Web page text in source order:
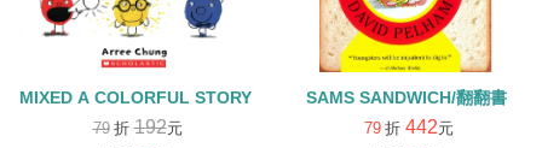
MIXED A COLORFUL STORY
79 折192元
SAMS SANDWICH/翻翻書
79 折 442元